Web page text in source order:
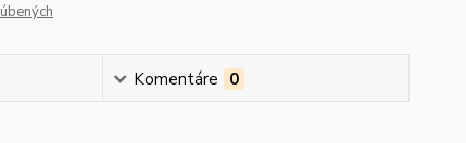
Komentáre 0